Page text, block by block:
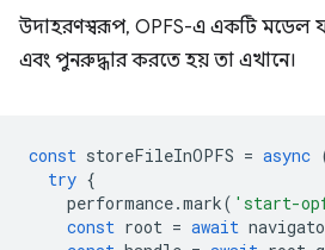
উদাহরণস্বরূপ, OPFS-এ একটি মডেল
এবং পুনরুদ্ধার করতে হয় তা এখানে।
const storeFileInOPFS = async
try {
performance.mark( 'start-
const root = await